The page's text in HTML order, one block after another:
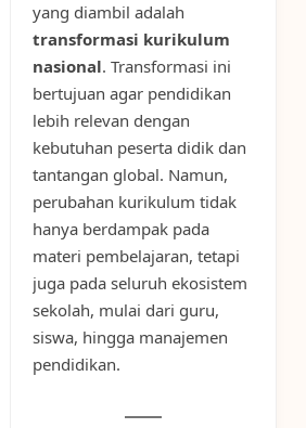
yang diambil adalah
transformasi kurikulum
nasional. Transformasi ini
bertujuan agar pendidikan
lebih relevan dengan
kebutuhan peserta didik dan
tantangan global. Namun,
perubahan kurikulum tidak
hanya berdampak pada
materi pembelajaran, tetapi
juga pada seluruh ekosistem
sekolah, mulai dari guru,
siswa, hingga manajemen
pendidikan.